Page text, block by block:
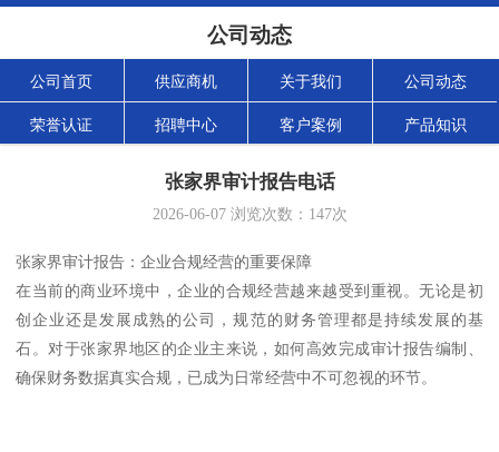
公司动态
公司首页 供应商机 关于我们 公司动态
荣誉认证 招聘中心 客户案例 产品知识
张家界审计报告电话
2026-06-07浏览次数： 147次
张家界审计报告：企业合规经营的重要保障
在当前的商业环境中，企业的合规经营越来越受到重视。无论是初
创企业还是发展成熟的公司，规范的财务管理都是持续发展的基
石。对于张家界地区的企业主来说，如何高效完成审计报告编制、
确保财务数据真实合规，已成为日常经营中不可忽视的环节。